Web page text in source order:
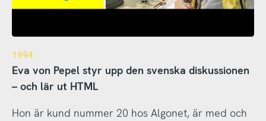
1994
Eva von Pepel styr upp den svenska diskussionen
– och lär ut HTML
Hon är kund nummer 20 hos Algonet, är med och